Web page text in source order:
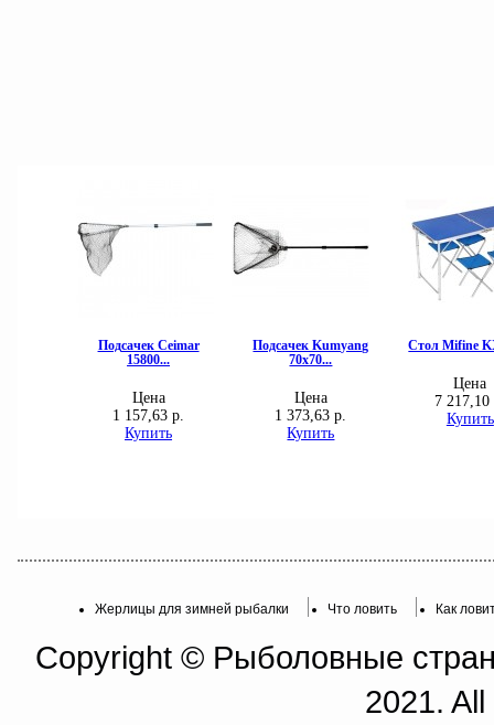
Жерлицы для зимней рыбалки Что ловить Как
Copyright © Рыболовные
2021.